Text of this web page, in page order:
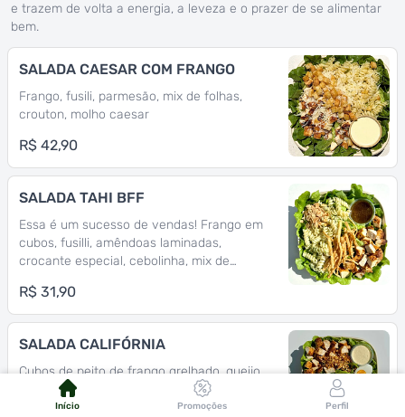
e trazem de volta a energia, a leveza e o prazer de se alimentar
bem.
SALADA CAESAR COM FRANGO
Frango, fusili, parmesão, mix de folhas,
crouton, molho caesar
R$ 42,90
SALADA TAHI BFF
Essa é um sucesso de vendas! Frango em
cubos, fusilli, amêndoas laminadas,
crocante especial, cebolinha, mix de
R$ 31,90
SALADA CALIFÓRNIA
Cubos de peito de frango grelhado, queijo
de cabra, tomate-cereja, ovo cozido,
avocado, cebola roxa, mix de folhas
Início Promoções Perfil